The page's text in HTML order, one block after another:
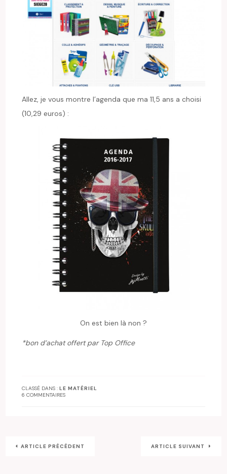
Allez, je vous montre l’agenda que ma 11,5 ans a choisi
(10,29 euros) :
On est bien là non ?
*bon d’achat offert par Top Office
CLASSÉ DANS :LE MATÉRIEL
6 COMMENTAIRES
ARTICLE PRÉCÉDENT ARTICLE SUIVANT